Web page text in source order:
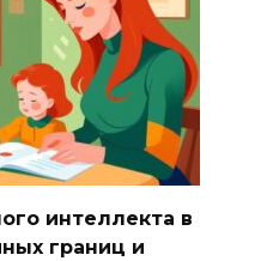
интеллекта в
границ и